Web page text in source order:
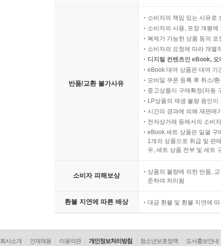
반품/교환 불가사유
소비자의 책임 있는 사유로
소비자의 사용, 포장 개봉
복제가 가능한 상품 등의
소비자의 요청에 따라 개별
디지털 컨텐츠인 eBook,
eBook 대여 상품은 대여 기
모바일 쿠폰 등록 후 취소/
중고상품이 구매확정(자동
LP상품의 재생 불량 원인
시간의 경과에 의해 재판매
전자상거래 등에서의 소비
eBook 세트 상품은 일괄 구
1개의 상품으로 취급 및 판
우, 세트 상품 전부 및 세트
소비자 피해보상
상품의 불량에 의한 반품,
준하여 처리됨
환불 지연에 따른 배상 대금 환불 및 환불 지연에
회사소개 인재채용 이용약관 개인정보처리방침 청소년보호정책 도서홍보안내